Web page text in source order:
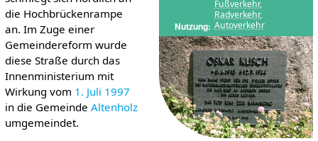
Nutzung
Fußverkehr,
Radverkehr,
Autoverkehr
die Hochbrückenrampe
an. Im Zuge einer
Gemeindereform wurde
diese Straße durch das
Innenministerium mit
Wirkung vom 1. Juli 1997
in die Gemeinde Altenholz
umgemeindet.